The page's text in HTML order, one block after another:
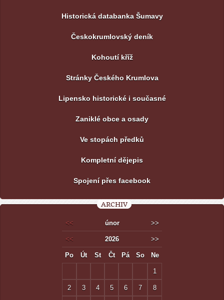
Historická databanka Šumavy
Českokrumlovský deník
Kohoutí kříž
Stránky Českého Krumlova
Lipensko historické i současné
Zaniklé obce a osady
Ve stopách předků
Kompletní dějepis
Spojení přes facebook
ARCHIV
<< únor >>
<< 2026 >>
Po Út St Čt Pá So Ne
1
2 3 4 5 6 7 8